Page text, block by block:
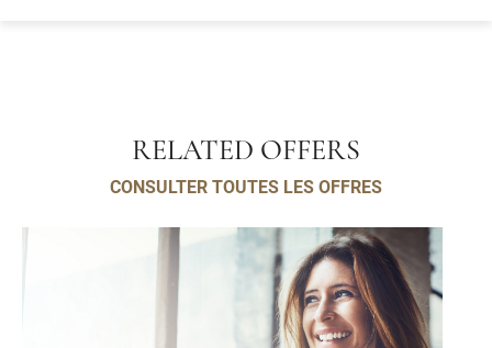
RELATED OFFERS
CONSULTER TOUTES LES OFFRES